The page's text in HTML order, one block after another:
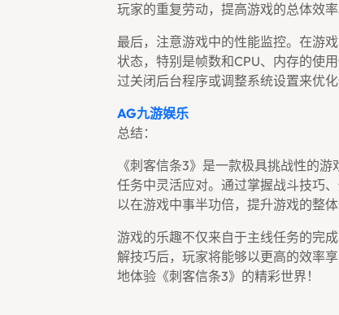
玩家的重复劳动，提高游戏的总体效率
最后，注意游戏中的性能监控。在游
状态，特别是帧数和CPU、内存的使
过关闭后台程序或调整系统设置来优化
AG九游娱乐
总结：
《刺客信条3》是一款极具挑战性的
任务中灵活应对。通过掌握战斗技巧
以在游戏中事半功倍，提升游戏的整体
游戏的乐趣不仅来自于主线任务的完
解技巧后，玩家将能够以更高的效率
地体验《刺客信条3》的精彩世界！